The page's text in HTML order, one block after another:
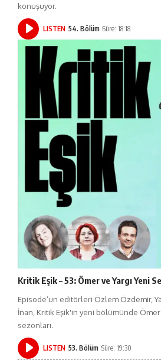
konuşuyor.
LISTEN 54. Bölüm Süre: 18:18
Kritik Eşik – 53: Ömer ve Yargı Yeni
Episode’un editörleri Özlem Özdemir,
İnan, Kritik Eşik'in yeni bölümünde
sezonları.
LISTEN 53. Bölüm Süre: 19:30